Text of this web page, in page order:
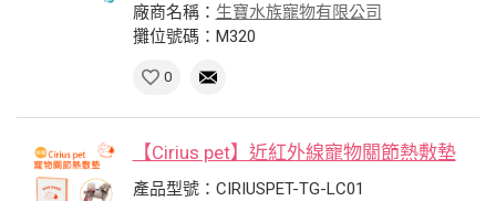
廠商名稱： 生寶水族寵物有限公司
攤位號碼：M320
0
【Cirius pet】近紅外線寵物關節熱敷墊
產品型號：CIRIUSPET-TG-LC01